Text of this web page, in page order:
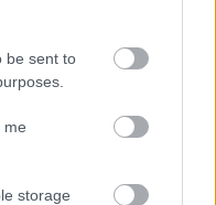
be sent to
me
storage